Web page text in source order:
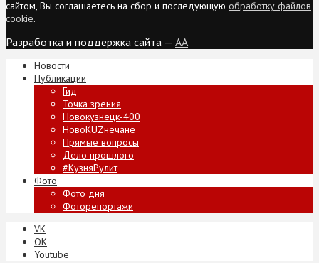
сайтом, Вы соглашаетесь на сбор и последующую обработку файлов
cookie.
Разработка и поддержка сайта — AA
Новости
Публикации
Гид
Точка зрения
Новокузнецк-400
НовоKUZнечане
Прямые вопросы
Дело прошлого
#КузняРулит
Фото
Фото дня
Фоторепортажи
VK
ОК
Youtube